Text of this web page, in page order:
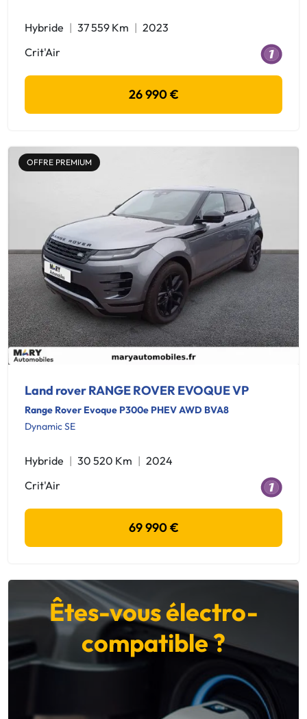
Hybride 37 559 Km
2023
Crit'Air
26 990 €
OFFRE PREMIUM
Land rover RANGE ROVER EVOQUE VP
Range Rover Evoque P300e PHEV AWD BVA8
Dynamic SE
Hybride 30 520 Km
2024
Crit'Air
69 990 €
Êtes-vous électro-
compatible ?